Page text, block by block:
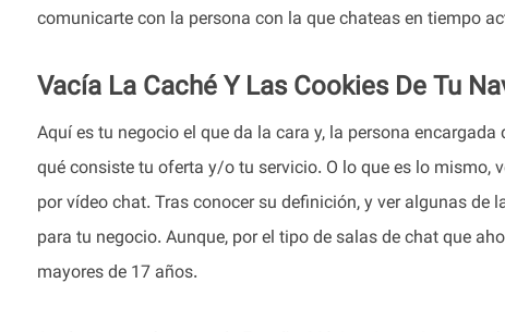
comunicarte con la persona con la que chateas en tiempo
Vacía La Caché Y Las Cookies De Tu
Aquí es tu negocio el que da la cara y, la persona
qué consiste tu oferta y/o tu servicio. O lo que es lo mismo,
por vídeo chat. Tras conocer su definición, y ver algunas
para tu negocio. Aunque, por el tipo de salas de chat que
mayores de 17 años.